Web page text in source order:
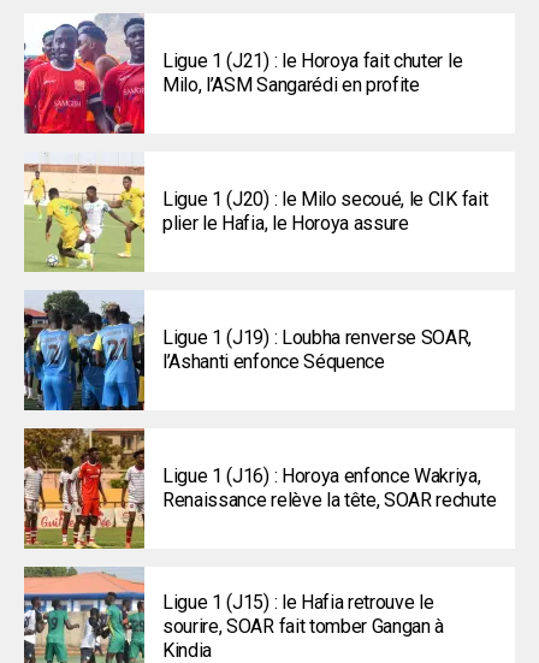
Ligue 1 (J21) : le Horoya fait chuter le
Milo, l’ASM Sangarédi en profite
Ligue 1 (J20) : le Milo secoué, le CIK fait
plier le Hafia, le Horoya assure
Ligue 1 (J19) : Loubha renverse SOAR,
l’Ashanti enfonce Séquence
Ligue 1 (J16) : Horoya enfonce Wakriya,
Renaissance relève la tête, SOAR rechute
Ligue 1 (J15) : le Hafia retrouve le
sourire, SOAR fait tomber Gangan à
Kindia